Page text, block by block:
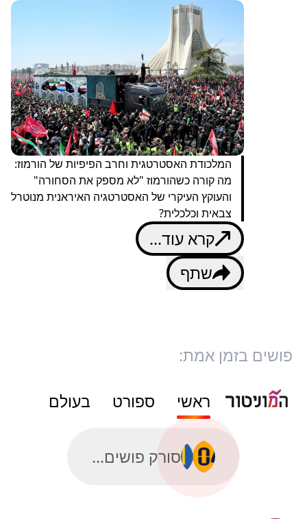
המלכודת האסטרטגית וחרב הפיפיות של הורמוז:
מה קורה כשהורמוז "לא מספק את הסחורה"
והעוקץ העיקרי של האסטרטגיה האיראנית מנוטרל
צבאית וכלכלית?
קרא עוד...
שתף
פושים בזמן אמת:
ראשי ספורט בעולם
סורק פושים...